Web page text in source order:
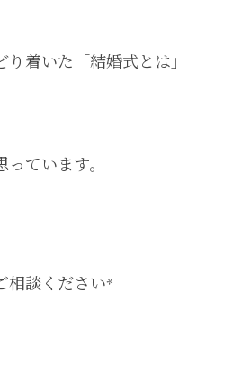
着いた「結婚式とは」
ています。
相談ください*